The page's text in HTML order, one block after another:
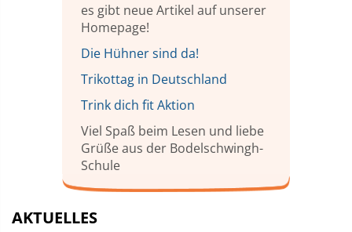
es gibt neue Artikel auf unserer
Homepage!
Die Hühner sind da!
Trikottag in Deutschland
Trink dich fit Aktion
Viel Spaß beim Lesen und liebe
Grüße aus der Bodelschwingh-
Schule
AKTUELLES